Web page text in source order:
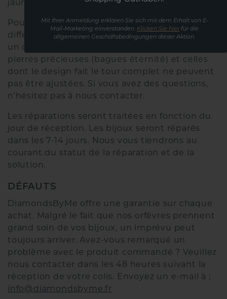
jaune et rose, et 20€ pour l'or blanc.
Pour les bagues en platine, les prix sont
différents. Nous serions ravis de vous préparer
un devis. Les bagues entièrement serties de
pierres précieuses (bagues éternité) et celles
dont le design fait le tour complet ne peuvent
pas être ajustées. Si vous avez des questions,
n'hésitez pas à nous contacter.
Les réparations seront traitées en fonction du
jour de réception. Les bijoux seront réparés
dans les 7-14 jours. Nous vous tiendrons au
courant du statut de la réparation et de la
solution.
DÉFAUTS
DiamondsByMe offre une garantie sur chaque
achat. Malgré le fait que nos orfèvres prennent
grand soin de vos bijoux, un imprévu peut
toujours arriver. Avez-vous remarqué un
problème avec le produit commandé ? Veuillez
nous contacter dans les 48 heures suivant la
réception de votre colis. Envoyez un e-mail à ;
info@diamondsbyme.fr
Mit Ihrer Anmeldung erklären Sie sich mit dem Erhalt von E-
Mail-Marketing einverstanden. Klicken Sie hier für die
allgemeinen Geschäftsbedingungen dieser Aktion.